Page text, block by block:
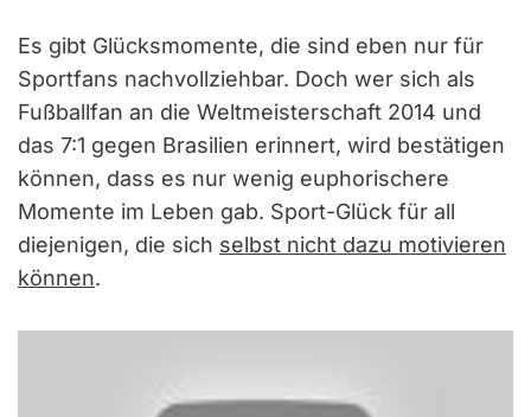
Es gibt Glücksmomente, die sind eben nur für
Sportfans nachvollziehbar. Doch wer sich als
Fußballfan an die Weltmeisterschaft 2014 und
das 7:1 gegen Brasilien erinnert, wird bestätigen
können, dass es nur wenig euphorischere
Momente im Leben gab. Sport-Glück für all
diejenigen, die sich selbst nicht dazu motivieren
können.